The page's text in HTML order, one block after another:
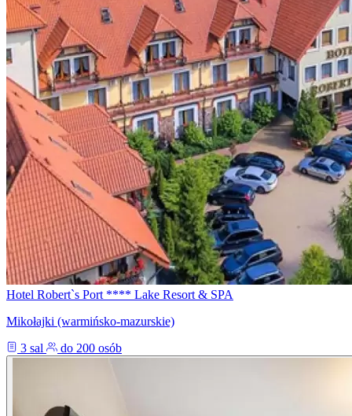
Hotel Robert`s Port **** Lake Resort & SPA
Mikołajki (warmińsko-mazurskie)
3 sal
do 200 osób